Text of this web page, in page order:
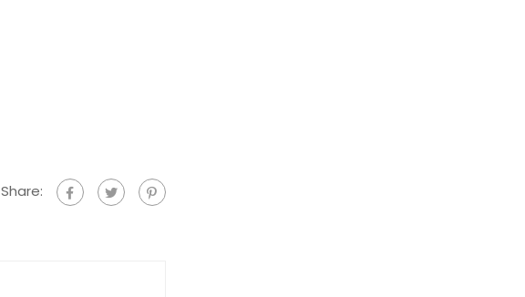
Share: